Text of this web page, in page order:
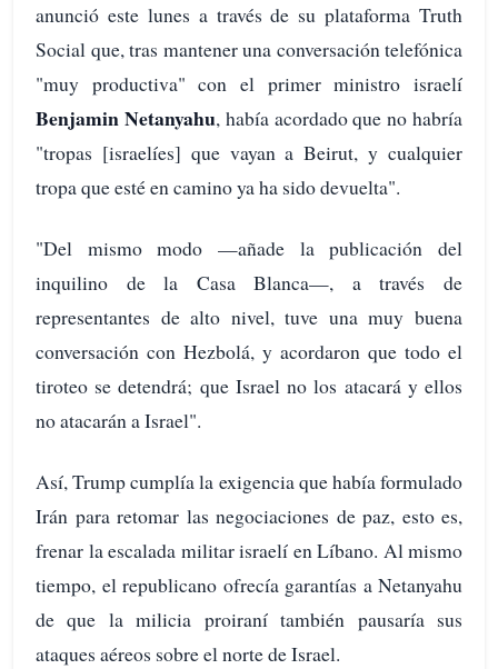
anunció este lunes a través de su plataforma Truth
Social que, tras mantener una conversación telefónica
"muy productiva" con el primer ministro israelí
Benjamin Netanyahu, había acordado que no habría
"tropas [israelíes] que vayan a Beirut, y cualquier
tropa que esté en camino ya ha sido devuelta".
"Del mismo modo —añade la publicación del
inquilino de la Casa Blanca—, a través de
representantes de alto nivel, tuve una muy buena
conversación con Hezbolá, y acordaron que todo el
tiroteo se detendrá; que Israel no los atacará y ellos
no atacarán a Israel".
Así, Trump cumplía la exigencia que había formulado
Irán para retomar las negociaciones de paz, esto es,
frenar la escalada militar israelí en Líbano. Al mismo
tiempo, el republicano ofrecía garantías a Netanyahu
de que la milicia proiraní también pausaría sus
ataques aéreos sobre el norte de Israel.